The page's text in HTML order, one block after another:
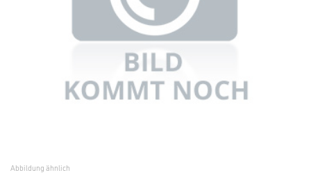
Abbildung ähnlich